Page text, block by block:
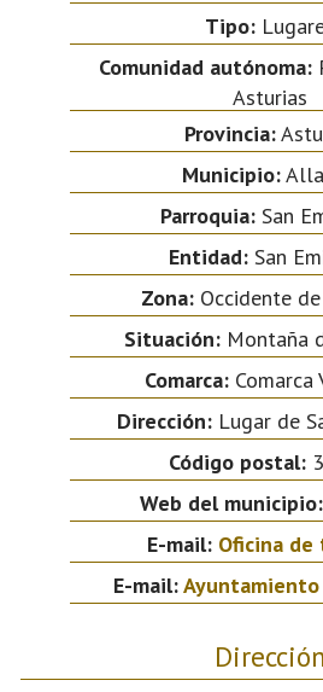
Tipo:
Comunidad autónoma:
Asturias
Provincia:
Municipio:
Parroquia: San
Entidad:San
Zona:Occidente
Situación:Montaña
Comarca:Comarca
Dirección:Lugar de
Código postal:
Web del municipio:
E-mail: Oficina de
E-mail:
Dirección